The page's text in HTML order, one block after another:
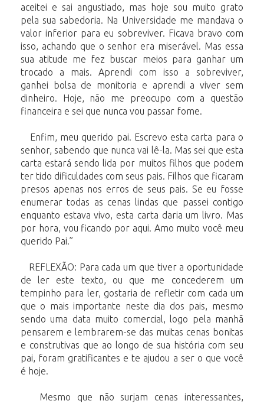
aceitei e sai angustiado, mas hoje sou muito grato
pela sua sabedoria. Na Universidade me mandava o
valor inferior para eu sobreviver. Ficava bravo com
isso, achando que o senhor era miserável. Mas essa
sua atitude me fez buscar meios para ganhar um
trocado a mais. Aprendi com isso a sobreviver,
ganhei bolsa de monitoria e aprendi a viver sem
dinheiro. Hoje, não me preocupo com a questão
financeira e sei que nunca vou passar fome.
Enfim, meu querido pai. Escrevo esta carta para o
senhor, sabendo que nunca vai lê-la. Mas sei que esta
carta estará sendo lida por muitos filhos que podem
ter tido dificuldades com seus pais. Filhos que ficaram
presos apenas nos erros de seus pais. Se eu fosse
enumerar todas as cenas lindas que passei contigo
enquanto estava vivo, esta carta daria um livro. Mas
por hora, vou ficando por aqui. Amo muito você meu
querido Pai.”
REFLEXÃO: Para cada um que tiver a oportunidade
de ler este texto, ou que me concederem um
tempinho para ler, gostaria de refletir com cada um
que o mais importante neste dia dos pais, mesmo
sendo uma data muito comercial, logo pela manhã
pensarem e lembrarem-se das muitas cenas bonitas
e construtivas que ao longo de sua história com seu
pai, foram gratificantes e te ajudou a ser o que você
é hoje.
Mesmo que não surjam cenas interessantes,